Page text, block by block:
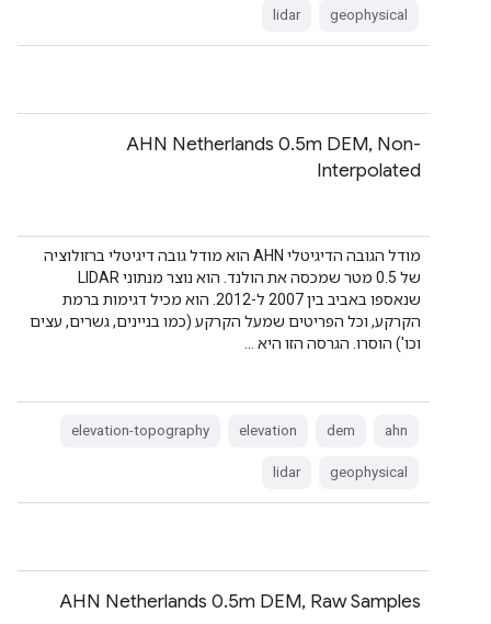
geophysical
lidar
‫AHN Netherlands 0.5m DEM, Non-
Interpolated
מודל הגובה הדיגיטלי AHN הוא מודל גובה דיגיטלי ברזולוציה
של 0.5 מטר שמכסה את הולנד. הוא נוצר מנתוני LIDAR
שנאספו באביב בין 2007 ל-2012. הוא מכיל דגימות ברמת
הקרקע, וכל הפריטים שמעל הקרקע (כמו בניינים, גשרים, עצים
וכו') הוסרו. הגרסה הזו היא …
ahn
dem
elevation
elevation-topography
geophysical
lidar
AHN Netherlands 0.5m DEM, Raw Samples